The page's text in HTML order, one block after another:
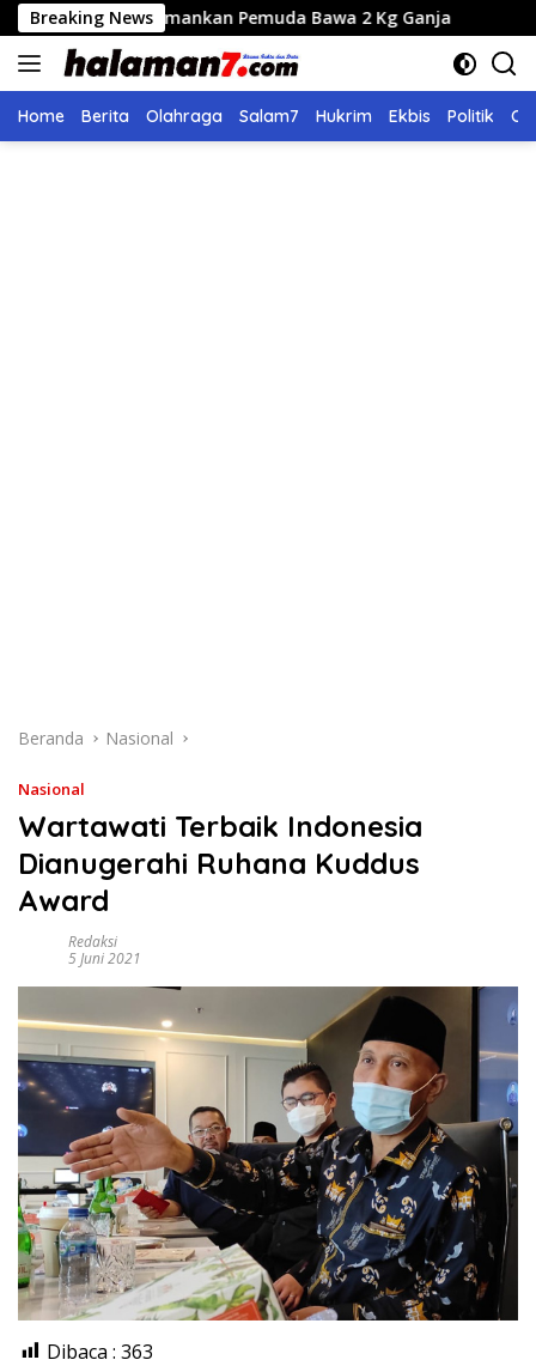
Langsung
ke
konten
Breaking News
Amankan Pemuda Bawa 2 Kg Ganja Seleksi Calon
Home Berita Olahraga Salam7 Hukrim Ekbis Politik
Beranda Nasional
Nasional
Wartawati Terbaik Indonesia
Dianugerahi Ruhana Kuddus
Award
Redaksi
5 Juni 2021
Dibaca : 363